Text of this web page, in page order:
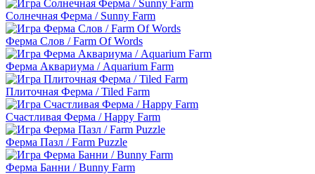
Солнечная Ферма / Sunny Farm
Ферма Слов / Farm Of Words
Ферма Аквариума / Aquarium Farm
Плиточная Ферма / Tiled Farm
Счастливая Ферма / Happy Farm
Ферма Пазл / Farm Puzzle
Ферма Банни / Bunny Farm